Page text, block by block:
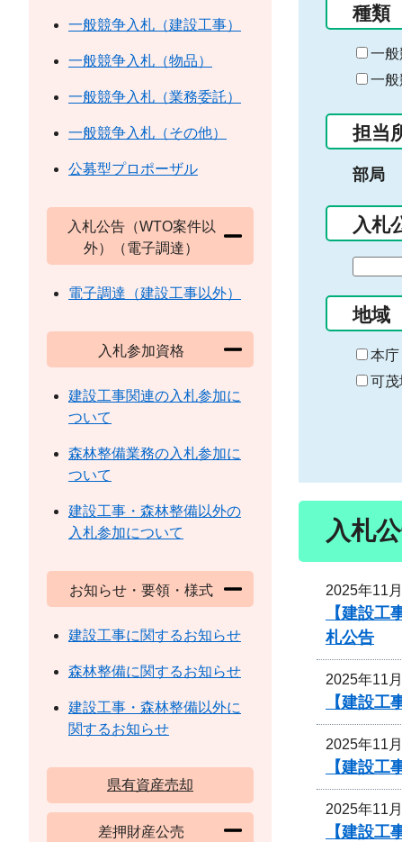
種類
一般
一般
担当
部局
入札
の
始
ま
り
地域
本庁
可
入札
2025年11
【建設
札公告
2025年11
【建設
2025年11
【建設
2025年11
【建設
一般競争入札（建設工事）
一般競争入札（物品）
一般競争入札（業務委託）
一般競争入札（その他）
公募型プロポーザル
入札公告（WTO案件以
外）（電子調達）
電子調達（建設工事以外）
入札参加資格
建設工事関連の入札参加に
ついて
森林整備業務の入札参加に
ついて
建設工事・森林整備以外の
入札参加について
お知らせ・要領・様式
建設工事に関するお知らせ
森林整備に関するお知らせ
建設工事・森林整備以外に
関するお知らせ
県有資産売却
差押財産公売